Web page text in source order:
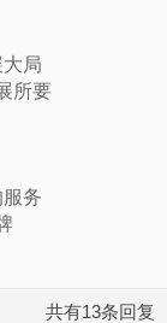
局
所要
务
共有13条回复